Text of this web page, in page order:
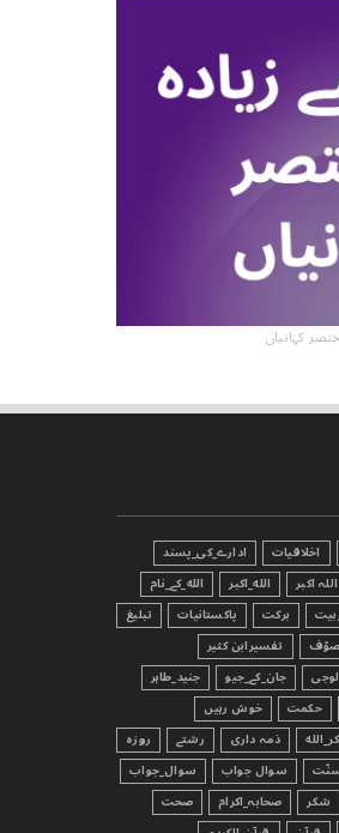
کہانیاں
اخلاقیات
ادارے_کی_پسند
اللہ اکبر الله_اکبر
الله_کے_نام
برکت پاکستانیات
تبليغ
تفسیرابن کثیر
جان_کے_جیو
جنید_طاہر
حکمت
خوش رہیں
ذمہ داری رشتے
روزہ
سوال جواب
سوال_جواب
شکر صحابہ_اکرام
صحت